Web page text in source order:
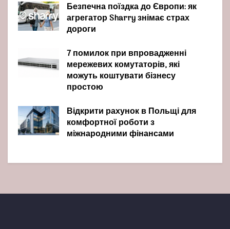
Безпечна поїздка до Європи: як
агрегатор Sharry знімає страх
дороги
7 помилок при впровадженні
мережевих комутаторів, які
можуть коштувати бізнесу
простою
Відкрити рахунок в Польщі для
комфортної роботи з
міжнародними фінансами